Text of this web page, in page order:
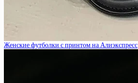
Женские футболки с принтом на Алиэкспресс